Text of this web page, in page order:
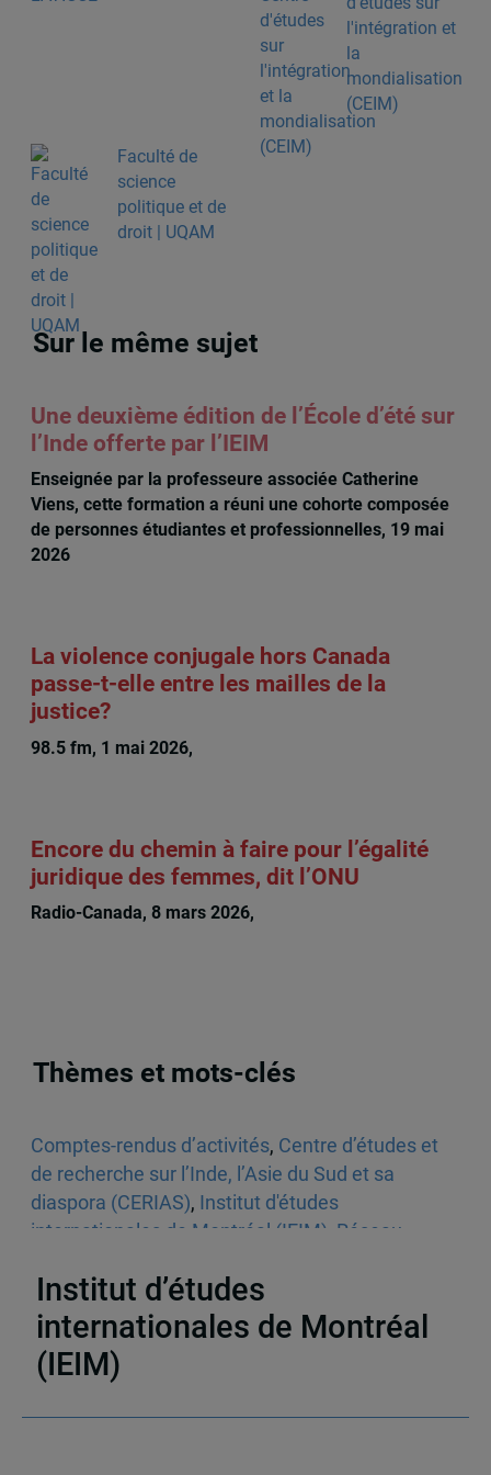
l'intégration et
la
mondialisation
(CEIM)
Faculté de
science
politique et de
droit | UQAM
Sur le même sujet
Une deuxième édition de l’École d’été sur
l’Inde offerte par l’IEIM
Enseignée par la professeure associée Catherine
Viens, cette formation a réuni une cohorte composée
de personnes étudiantes et professionnelles, 19 mai
2026
La violence conjugale hors Canada
passe-t-elle entre les mailles de la
justice?
98.5 fm, 1 mai 2026,
Encore du chemin à faire pour l’égalité
juridique des femmes, dit l’ONU
Radio-Canada, 8 mars 2026,
Thèmes et mots-clés
Comptes-rendus d’activités, Centre d’études et
de recherche sur l’Inde, l’Asie du Sud et sa
diaspora (CERIAS), Institut d'études
internationales de Montréal (IEIM) Réseau
Institut d’études
internationales de Montréal
(IEIM)